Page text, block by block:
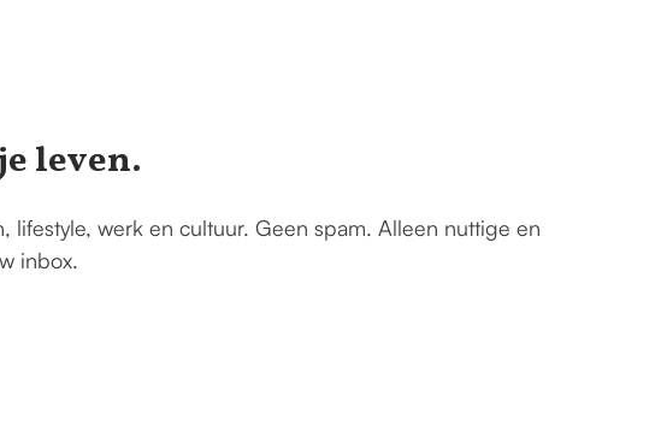
leven.
werk en cultuur. Geen spam. Alleen nuttige en
inbox.